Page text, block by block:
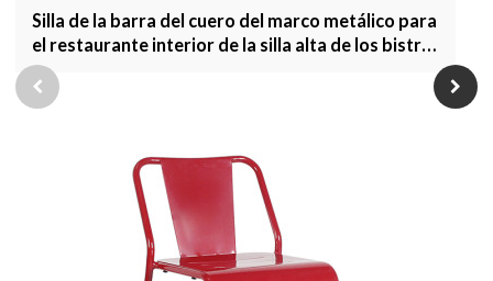
Silla de la barra del cuero del marco metálico para
el restaurante interior de la silla alta de los bistró
que cena los muebles